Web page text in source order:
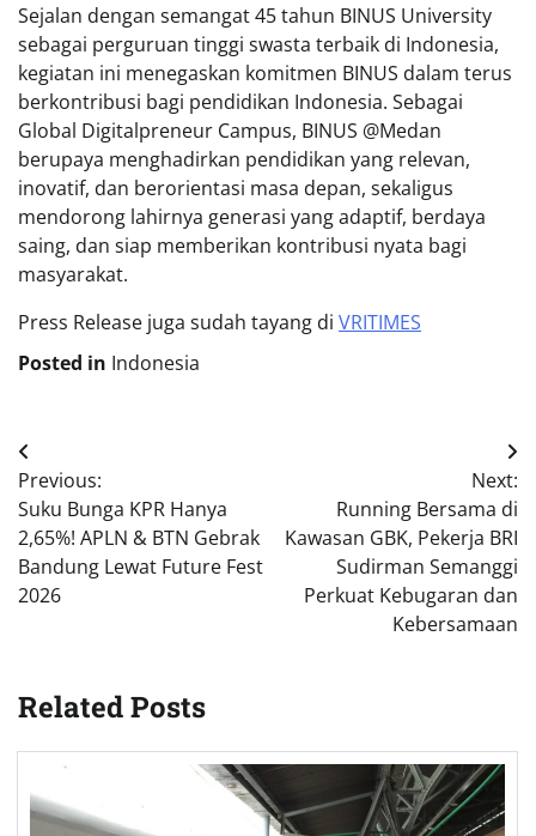
Sejalan dengan semangat 45 tahun BINUS University
sebagai perguruan tinggi swasta terbaik di Indonesia,
kegiatan ini menegaskan komitmen BINUS dalam terus
berkontribusi bagi pendidikan Indonesia. Sebagai
Global Digitalpreneur Campus, BINUS @Medan
berupaya menghadirkan pendidikan yang relevan,
inovatif, dan berorientasi masa depan, sekaligus
mendorong lahirnya generasi yang adaptif, berdaya
saing, dan siap memberikan kontribusi nyata bagi
masyarakat.
Press Release juga sudah tayang di VRITIMES
Posted in Indonesia
Post
navigation
Previous:
Suku Bunga KPR Hanya
2,65%! APLN & BTN Gebrak
Bandung Lewat Future Fest
2026
Next:
Running Bersama di
Kawasan GBK, Pekerja BRI
Sudirman Semanggi
Perkuat Kebugaran dan
Kebersamaan
Related Posts